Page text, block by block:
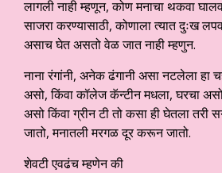
लागली नाही म्हणून, कोण मनाचा थकवा
साजरा करण्यासाठी, कोणाला त्यात दुःख
असाच घेत असतो वेळ जात नाही म्हणुन.
नाना रंगांनी, अनेक ढंगानी असा नटलेला हा
असो, किंवा कॉलेज कॅन्टीन मधला, घरचा
असो किंवा ग्रीन टी तो कसा ही घेतला
जातो, मनातली मरगळ दूर करून जातो.
शेवटी एवढंच म्हणेन की